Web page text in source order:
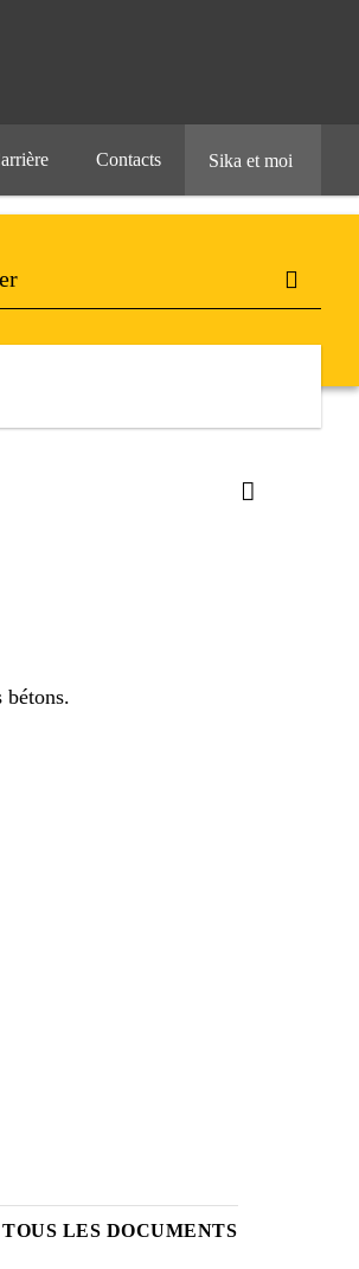
Contacts Sika et moi
bétons.
LES DOCUMENTS